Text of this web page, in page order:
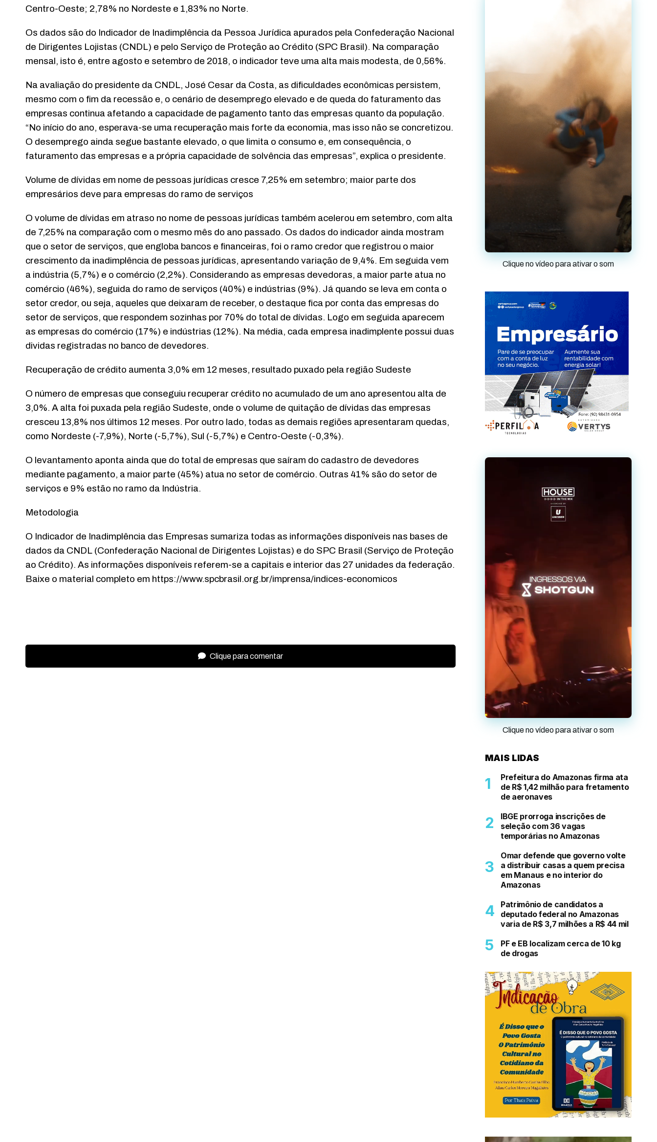
Centro-Oeste; 2,78% no Nordeste e 1,83% no Norte.
Os dados são do Indicador de Inadimplência da Pessoa Jurídica apurados pela Confederação Nacional
de Dirigentes Lojistas (CNDL) e pelo Serviço de Proteção ao Crédito (SPC Brasil). Na comparação
mensal, isto é, entre agosto e setembro de 2018, o indicador teve uma alta mais modesta, de 0,56%.
Na avaliação do presidente da CNDL, José Cesar da Costa, as dificuldades econômicas persistem,
mesmo com o fim da recessão e, o cenário de desemprego elevado e de queda do faturamento das
empresas continua afetando a capacidade de pagamento tanto das empresas quanto da população.
“No início do ano, esperava-se uma recuperação mais forte da economia, mas isso não se concretizou.
O desemprego ainda segue bastante elevado, o que limita o consumo e, em consequência, o
faturamento das empresas e a própria capacidade de solvência das empresas”, explica o presidente.
Volume de dívidas em nome de pessoas jurídicas cresce 7,25% em setembro; maior parte dos
empresários deve para empresas do ramo de serviços
O volume de dívidas em atraso no nome de pessoas jurídicas também acelerou em setembro, com alta
de 7,25% na comparação com o mesmo mês do ano passado. Os dados do indicador ainda mostram
que o setor de serviços, que engloba bancos e financeiras, foi o ramo credor que registrou o maior
crescimento da inadimplência de pessoas jurídicas, apresentando variação de 9,4%. Em seguida vem
a indústria (5,7%) e o comércio (2,2%). Considerando as empresas devedoras, a maior parte atua no
comércio (46%), seguida do ramo de serviços (40%) e indústrias (9%). Já quando se leva em conta o
setor credor, ou seja, aqueles que deixaram de receber, o destaque fica por conta das empresas do
setor de serviços, que respondem sozinhas por 70% do total de dívidas. Logo em seguida aparecem
as empresas do comércio (17%) e indústrias (12%). Na média, cada empresa inadimplente possui duas
dividas registradas no banco de devedores.
Recuperação de crédito aumenta 3,0% em 12 meses, resultado puxado pela região Sudeste
O número de empresas que conseguiu recuperar crédito no acumulado de um ano apresentou alta de
3,0%. A alta foi puxada pela região Sudeste, onde o volume de quitação de dívidas das empresas
cresceu 13,8% nos últimos 12 meses. Por outro lado, todas as demais regiões apresentaram quedas,
como Nordeste (-7,9%), Norte (-5,7%), Sul (-5,7%) e Centro-Oeste (-0,3%).
O levantamento aponta ainda que do total de empresas que saíram do cadastro de devedores
mediante pagamento, a maior parte (45%) atua no setor de comércio. Outras 41% são do setor de
serviços e 9% estão no ramo da Indústria.
Metodologia
O Indicador de Inadimplência das Empresas sumariza todas as informações disponíveis nas bases de
dados da CNDL (Confederação Nacional de Dirigentes Lojistas) e do SPC Brasil (Serviço de Proteção
ao Crédito). As informações disponíveis referem-se a capitais e interior das 27 unidades da federação.
Baixe o material completo em https://www.spcbrasil.org.br/imprensa/indices-economicos
Clique para comentar
Clique no vídeo para ativar o som
Clique no vídeo para ativar o som
MAIS LIDAS
Prefeitura do Amazonas firma ata
de R$ 1,42 milhão para fretamento
de aeronaves
IBGE prorroga inscrições de
seleção com 36 vagas
temporárias no Amazonas
Omar defende que governo volte
a distribuir casas a quem precisa
em Manaus e no interior do
Amazonas
Patrimônio de candidatos a
deputado federal no Amazonas
varia de R$ 3,7 milhões a R$ 44 mil
PF e EB localizam cerca de 10 kg
de drogas